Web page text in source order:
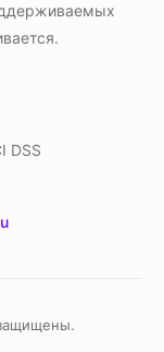
DSS